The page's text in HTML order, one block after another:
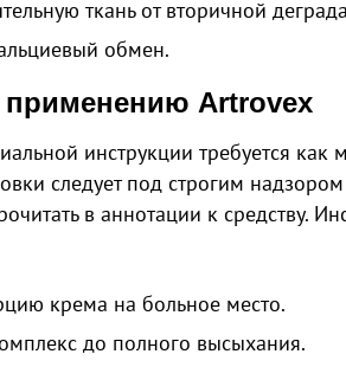
ткань от вторичной
обмен.
применению Artrovex
инструкции требуется как
следует под строгим
в аннотации к средству.
крема на больное место.
до полного высыхания.